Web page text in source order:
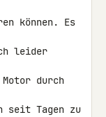
können. Es
leider
durch
seit Tagen zu